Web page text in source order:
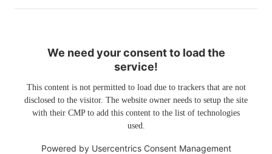
We need your consent to load the
service!
This content is not permitted to load due to trackers that are not
disclosed to the visitor. The website owner needs to setup the site
with their CMP to add this content to the list of technologies
used.
Powered by Usercentrics Consent Management